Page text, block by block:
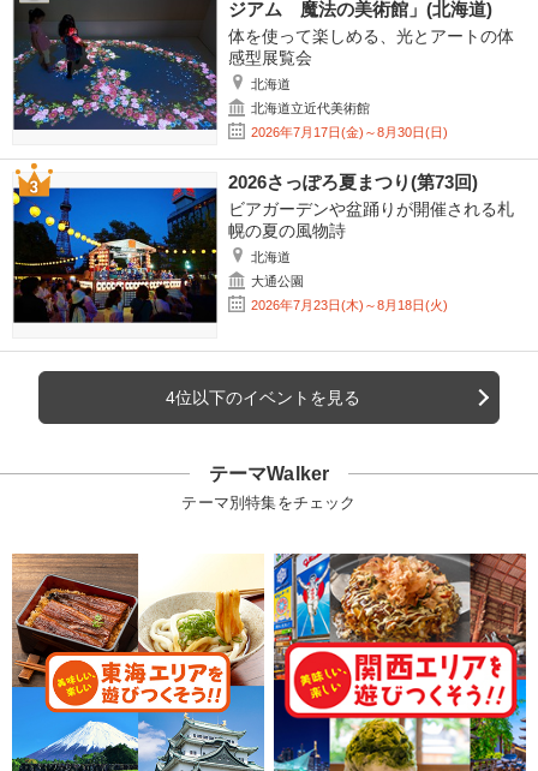
ジアム 魔法の美術館」(北海道)
体を使って楽しめる、光とアートの体
感型展覧会
北海道
北海道立近代美術館
2026年7月17日(金)～8月30日(日)
2026さっぽろ夏まつり(第73回)
ビアガーデンや盆踊りが開催される札
幌の夏の風物詩
北海道
大通公園
2026年7月23日(木)～8月18日(火)
4位以下のイベントを見る
テーマWalker
テーマ別特集をチェック